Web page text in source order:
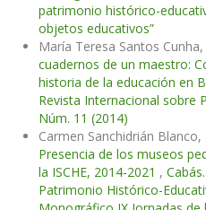
patrimonio histórico-
objetos educativos”
María Teresa Santos Cunha,
cuadernos de un maestro:
historia de la educación en
Revista Internacional sobre
Núm. 11 (2014)
Carmen Sanchidrián
Presencia de los museos
la ISCHE, 2014-2021 ,
Patrimonio Histórico-